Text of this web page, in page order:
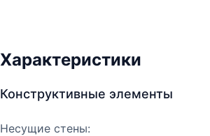
Характеристики
Конструктивные элементы
Несущие стены: